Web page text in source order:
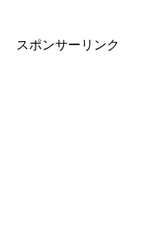
スポンサーリンク